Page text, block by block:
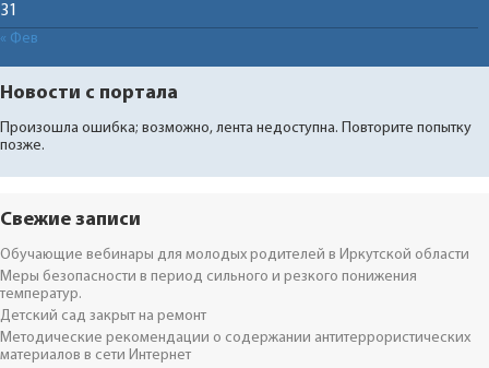
31
« Фев
Новости с портала
Произошла ошибка; возможно, лента недоступна. Повторите попытку
позже.
Свежие записи
Обучающие вебинары для молодых родителей в Иркутской области
Меры безопасности в период сильного и резкого понижения
температур.
Детский сад закрыт на ремонт
Методические рекомендации о содержании антитеррористических
материалов в сети Интернет